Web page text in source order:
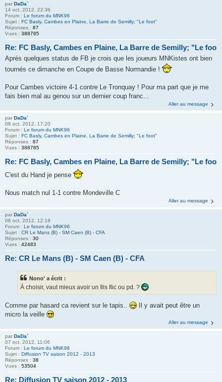
par DaDa`
14 oct. 2012, 22:36
Forum : Le forum du MNK96
Sujet : FC Basly, Cambes en Plaine, La Barre de Semilly; "Le foot"
Réponses : 87
Vues : 388785
Re: FC Basly, Cambes en Plaine, La Barre de Semilly; "Le foo
Après quelques status de FB je crois que les joueurs MNKistes ont bien
tournés ce dimanche en Coupe de Basse Normandie !
Pour Cambes victoire 4-1 contre Le Tronquay ! Pour ma part que je me
fais bien mal au genou sur un dernier coup franc...
Aller au message
par DaDa`
08 oct. 2012, 17:20
Forum : Le forum du MNK96
Sujet : FC Basly, Cambes en Plaine, La Barre de Semilly; "Le foot"
Réponses : 87
Vues : 388785
Re: FC Basly, Cambes en Plaine, La Barre de Semilly; "Le foo
C'est du Hand je pense
Nous match nul 1-1 contre Mondeville C
Aller au message
par DaDa`
08 oct. 2012, 12:18
Forum : Le forum du MNK96
Sujet : CR Le Mans (B) - SM Caen (B) - CFA
Réponses : 30
Vues : 42483
Re: CR Le Mans (B) - SM Caen (B) - CFA
Nono' a écrit :
À choisir, vaut mieux avoir un fils flic ou pd. ?
Comme par hasard ca revient sur le tapis..
Il y avait peut être un
micro la veille
Aller au message
par DaDa`
07 oct. 2012, 11:06
Forum : Le forum du MNK96
Sujet : Diffusion TV saison 2012 - 2013
Réponses : 38
Vues : 53504
Re: Diffusion TV saison 2012 - 2013